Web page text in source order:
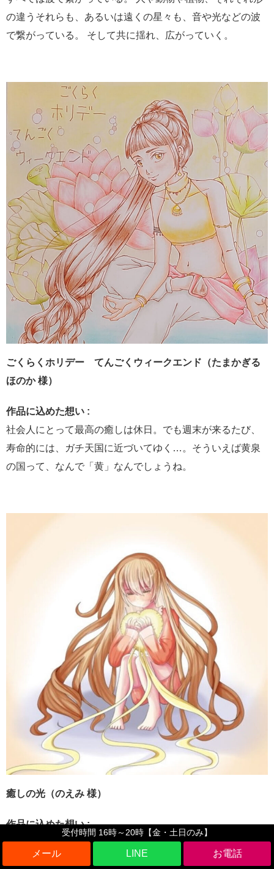
受付時間 16時～20時【金・土日のみ】
LINE
の違うそれらも、あるいは遠くの星々も、音や光などの波
で繋がっている。 そして共に揺れ、広がっていく。
ごくらくホリデー てんごくウィークエンド（たまかぎる
ほのか 様）
作品に込めた想い :
社会人にとって最高の癒しは休日。でも週末が来るたび、
寿命的には、ガチ天国に近づいてゆく…。そういえば黄泉
の国って、なんで「黄」なんでしょうね。
癒しの光（のえみ 様）
作品に込めた想い :
女の子が持っているハートは他のハートと繋がっていて、
それがその子の癒しになるという感じに描いてみました。